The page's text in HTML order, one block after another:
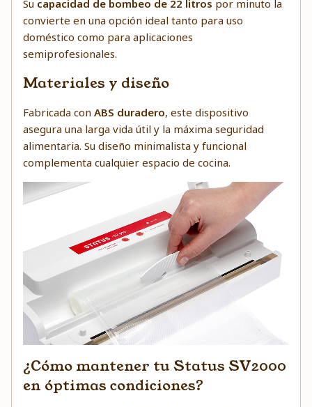
Su capacidad de bombeo de 22 litros por minuto la
convierte en una opción ideal tanto para uso
doméstico como para aplicaciones
semiprofesionales.
Materiales y diseño
Fabricada con ABS duradero, este dispositivo
asegura una larga vida útil y la máxima seguridad
alimentaria. Su diseño minimalista y funcional
complementa cualquier espacio de cocina.
¿Cómo mantener tu Status SV2000
en óptimas condiciones?